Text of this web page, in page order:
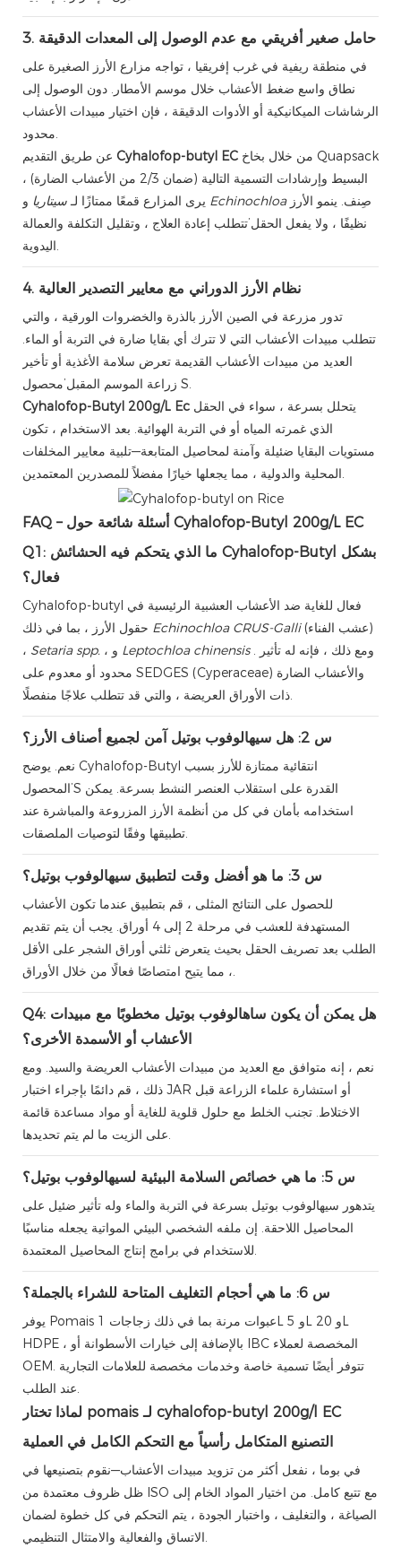
3. حامل صغير أفريقي مع عدم الوصول إلى المعدات الدقيقة
في منطقة ريفية في غرب إفريقيا ، تواجه مزارع الأرز الصغيرة على
نطاق واسع ضغط الأعشاب خلال موسم الأمطار. دون الوصول إلى
الرشاشات الميكانيكية أو الأدوات الدقيقة ، فإن اختيار مبيدات الأعشاب
محدود.
Cyhalofop-butyl EC من خلال بخاخ Quapsack
البسيط وإرشادات التسمية التالية (ضمان 2/3 من الأعشاب الضارة) ،
يرى المزارع قمعًا ممتازًا لـسيتاريا Echinochloa صِنف. ينمو الأرز
نظيفًا ، ولا يفعل الحقل’تتطلب إعادة العلاج ، وتقليل التكلفة والعمالة
اليدوية.
4. نظام الأرز الدوراني مع معايير التصدير العالية
تدور مزرعة في الصين الأرز بالذرة والخضروات الورقية ، والتي
تتطلب مبيدات الأعشاب التي لا تترك أي بقايا ضارة في التربة أو الماء.
العديد من مبيدات الأعشاب القديمة تعرض سلامة الأغذية أو تأخير
زراعة الموسم المقبل’محصول S.
Cyhalofop-Butyl 200g/L Ec يتحلل بسرعة ، سواء في الحقل
الذي غمرته المياه أو في التربة الهوائية. بعد الاستخدام ، تكون
مستويات البقايا ضئيلة وآمنة لمحاصيل المتابعة—تلبية معايير المخلفات
المحلية والدولية ، مما يجعلها خيارًا مفضلاً للمصدرين المعتمدين.
FAQ – أسئلة شائعة حول Cyhalofop-Butyl 200g/L EC
Q1: ما الذي يتحكم فيه الحشائش Cyhalofop-Butyl بشكل
فعال؟
Cyhalofop-butyl فعال للغاية ضد الأعشاب العشبية الرئيسية في
Echinochloa CRUS-Galli(عشب الفناء)
، Setaria spp. Leptochloa chinensis . ومع ذلك ، فإنه له تأثير
محدود أو معدوم على SEDGES (Cyperaceae) والأعشاب الضارة
ذات الأوراق العريضة ، والتي قد تتطلب علاجًا منفصلًا.
س 2: هل سيهالوفوب بوتيل آمن لجميع أصناف الأرز؟
نعم. يوضح Cyhalofop-Butyl انتقائية ممتازة للأرز بسبب
المحصول’S القدرة على استقلاب العنصر النشط بسرعة. يمكن
استخدامه بأمان في كل من أنظمة الأرز المزروعة والمباشرة عند
تطبيقها وفقًا لتوصيات الملصقات.
س 3: ما هو أفضل وقت لتطبيق سيهالوفوب بوتيل؟
للحصول على النتائج المثلى ، قم بتطبيق عندما تكون الأعشاب
المستهدفة للعشب في مرحلة 2 إلى 4 أوراق. يجب أن يتم تقديم
الطلب بعد تصريف الحقل بحيث يتعرض ثلثي أوراق الشجر على الأقل
، مما يتيح امتصاصًا فعالًا من خلال الأوراق.
Q4: هل يمكن أن يكون ساهالوفوب بوتيل مخطوبًا مع مبيدات
الأعشاب أو الأسمدة الأخرى؟
نعم ، إنه متوافق مع العديد من مبيدات الأعشاب العريضة والسيد. ومع
ذلك ، قم دائمًا بإجراء اختبار JAR أو استشارة علماء الزراعة قبل
الاختلاط. تجنب الخلط مع حلول قلوية للغاية أو مواد مساعدة قائمة
على الزيت ما لم يتم تحديدها.
س 5: ما هي خصائص السلامة البيئية لسيهالوفوب بوتيل؟
يتدهور سيهالوفوب بوتيل بسرعة في التربة والماء وله تأثير ضئيل على
المحاصيل اللاحقة. إن ملفه الشخصي البيئي المواتية يجعله مناسبًا
للاستخدام في برامج إنتاج المحاصيل المعتمدة.
س 6: ما هي أحجام التغليف المتاحة للشراء بالجملة؟
يوفر Pomais عبوات مرنة بما في ذلك زجاجات 1L و 5L و 20L
HDPE ، بالإضافة إلى خيارات الأسطوانة أو IBC المخصصة لعملاء
OEM. تتوفر أيضًا تسمية خاصة وخدمات مخصصة للعلامات التجارية
عند الطلب.
لماذا تختار pomais لـ cyhalofop-butyl 200g/l EC
التصنيع المتكامل رأسياً مع التحكم الكامل في العملية
في بوما ، نفعل أكثر من تزويد مبيدات الأعشاب—نقوم بتصنيعها في
ظل ظروف معتمدة من ISO مع تتبع كامل. من اختيار المواد الخام إلى
الصياغة ، والتغليف ، واختبار الجودة ، يتم التحكم في كل خطوة لضمان
الاتساق والفعالية والامتثال التنظيمي.